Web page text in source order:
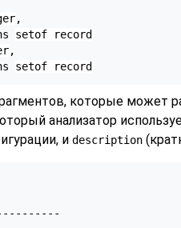
,
setof record
,
setof record
которые может
анализатор
и description